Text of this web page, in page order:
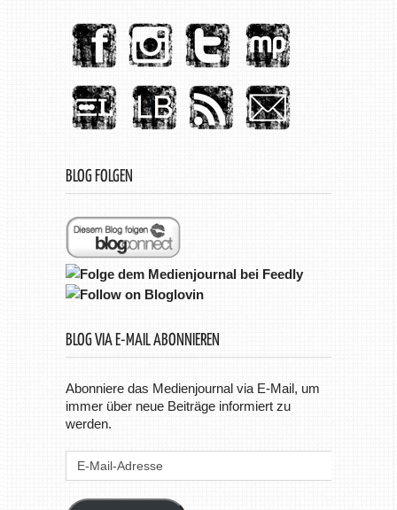
BLOG FOLGEN
BLOG VIA E-MAIL ABONNIEREN
Abonniere das Medienjournal via E-Mail, um
immer über neue Beiträge informiert zu
werden.